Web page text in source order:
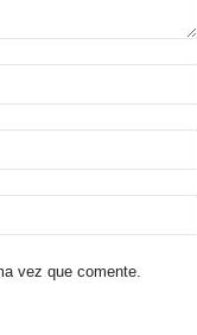
vez que comente.